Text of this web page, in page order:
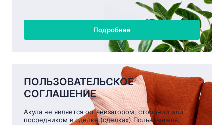
Подробнее
ПОЛЬЗОВАТЕЛЬСКОЕ
СОГЛАШЕНИЕ
Акула не является организатором, стороной или
посредником в сделке (сделках) Пользователя.